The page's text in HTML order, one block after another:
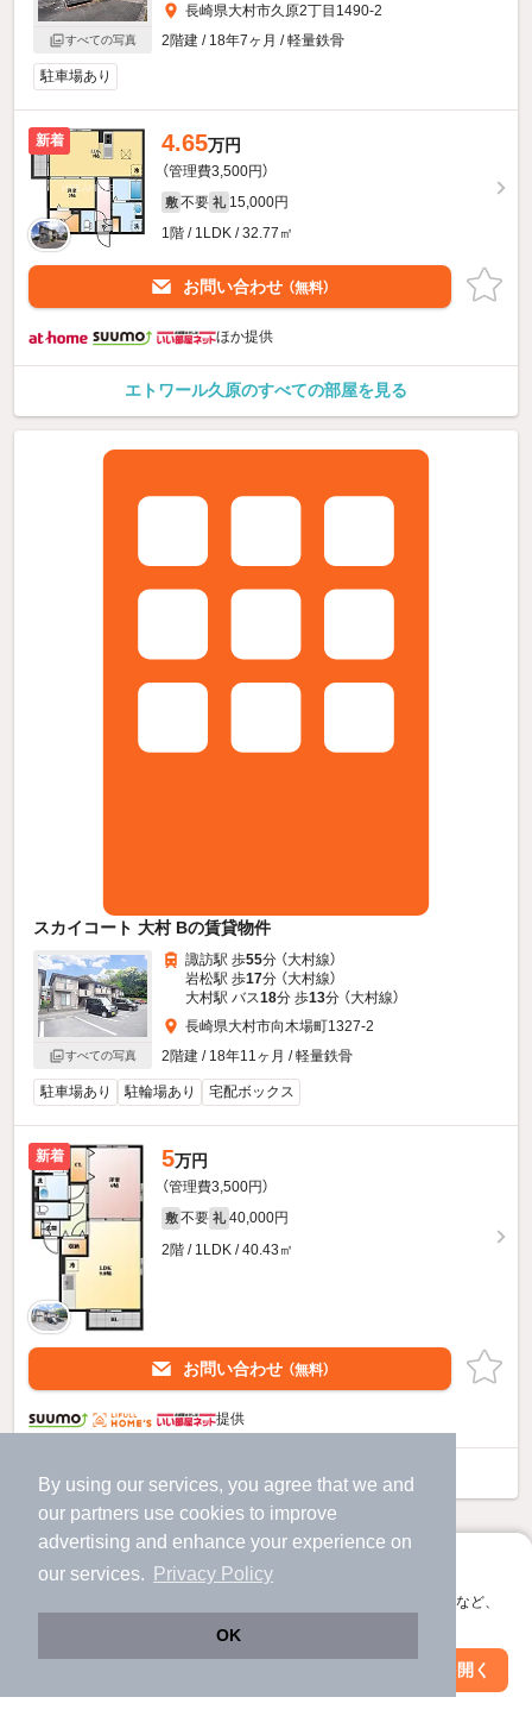
By using our services, you agree that we and
our partners use cookies to improve
advertising and enhance your experience on
our services.
Privacy Policy
OK
アプリに切り替えて、サクサクお部屋探し
会員登録なしですぐ使える。マップ検索やお気に入り保存など、
アプリを開く
すべての写真
長崎県大村市久原2丁目1490-2
2階建 / 18年7ヶ月 / 軽量鉄骨
駐車場あり
新着 4.65万円
（管理費3,500円）
敷 不要 礼 15,000円
1階 / 1LDK / 32.77㎡
お問い合わせ （無料）
ほか提供
エトワール久原のすべての部屋を見る
スカイコート 大村 Bの賃貸物件
すべての写真
諏訪駅 歩55分 （大村線）
岩松駅 歩17分 （大村線）
大村駅 バス18分 歩13分 （大村線）
長崎県大村市向木場町1327-2
2階建 / 18年11ヶ月 / 軽量鉄骨
駐車場あり 駐輪場あり 宅配ボックス
新着 5万円
（管理費3,500円）
敷 不要 礼 40,000円
2階 / 1LDK / 40.43㎡
お問い合わせ （無料）
提供
スカイコート 大村 Bのすべての部屋を見る
他の人はこんな条件で絞り込んでいます！
人気のこだわり条件
絞り込み条件を変更